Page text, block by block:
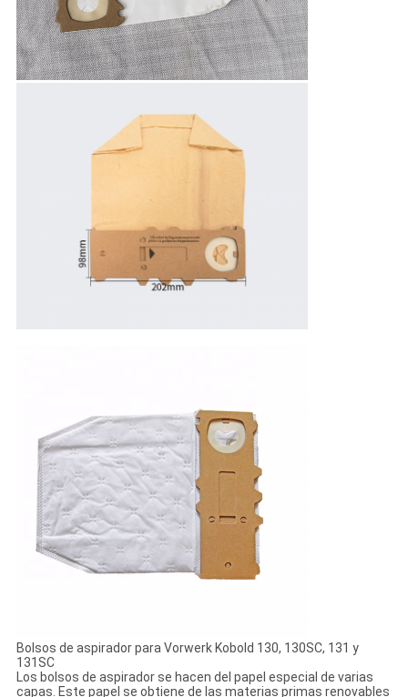
Bolsos de aspirador para Vorwerk Kobold 130, 130SC, 131 y
131SC
Los bolsos de aspirador se hacen del papel especial de varias
capas. Este papel se obtiene de las materias primas renovables